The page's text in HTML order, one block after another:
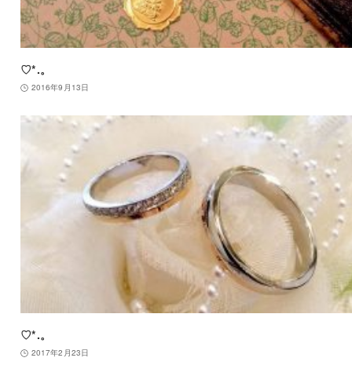
♡*.。
2016年9月13日
♡*.。
2017年2月23日